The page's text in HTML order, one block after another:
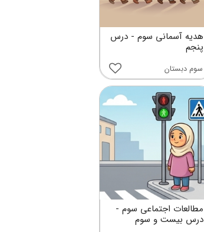
هدیه آسمانی سوم - درس
پنجم
سوم دبستان
مطالعات اجتماعی سوم -
درس بیست و سوم